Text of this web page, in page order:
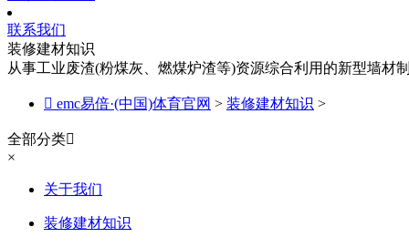
联系我们
装修建材知识
从事工业废渣(粉煤灰、燃煤炉渣等)资源综合利用的新型墙材
 emc易倍·(中国)体育官网 > 装修建材知识 >
全部分类
×
关于我们
装修建材知识